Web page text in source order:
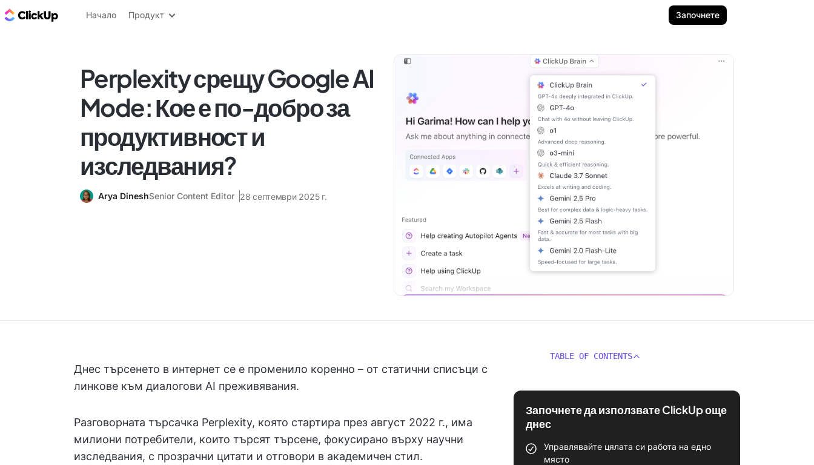
ClickUp блог
Начало Продукт Започнете
Perplexity срещу Google AI
Mode: Кое е по-добро за
продуктивност и
изследвания?
Arya DineshSenior Content Editor 28 септември 2025 г.
Днес търсенето в интернет се е променило коренно – от статични списъци с
линкове към диалогови AI преживявания.
Разговорната търсачка Perplexity, която стартира през август 2022 г., има
милиони потребители, които търсят търсене, фокусирано върху научни
изследвания, с прозрачни цитати и отговори в академичен стил.
TABLE OF CONTENTS
Започнете да използвате ClickUp още
днес
Управлявайте цялата си работа на едно
място